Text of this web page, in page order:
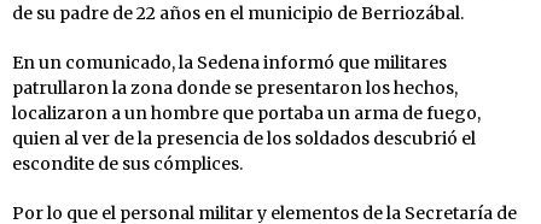
de su padre de 22 años en el municipio de Berriozábal.
En un comunicado, la Sedena informó que militares
patrullaron la zona donde se presentaron los hechos,
localizaron a un hombre que portaba un arma de fuego,
quien al ver de la presencia de los soldados descubrió el
escondite de sus cómplices.
Por lo que el personal militar y elementos de la Secretaría de